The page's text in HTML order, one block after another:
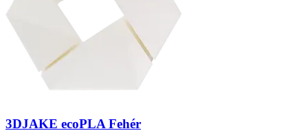
3DJAKE ecoPLA Fehér